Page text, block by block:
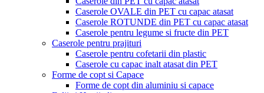
Caserole OVALE din PET cu capac atasat
Caserole ROTUNDE din PET cu capac atasat
Caserole pentru legume si fructe din PET
Caserole pentru prajituri
Caserole pentru cofetarii din plastic
Caserole cu capac inalt atasat din PET
Forme de copt si Capace
Forme de copt din aluminiu si capace